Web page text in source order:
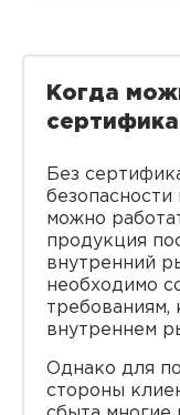
Когда
Без
можно
продукция
внутренний
необходимо
требованиям,
внутреннем
Однако для
стороны